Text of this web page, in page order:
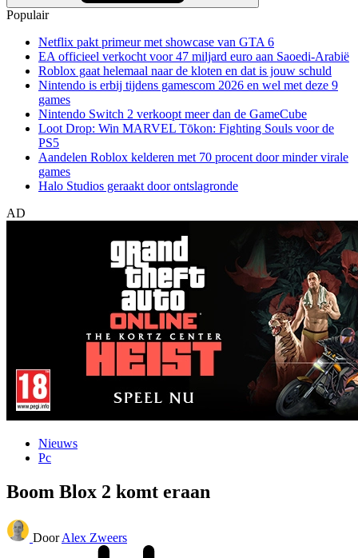
Populair
Netflix pakt primeur met showcase van GTA 6
EA officieel verkocht voor 47 miljard euro aan Saoedi-Arabië
Roblox gaat helemaal naar de kloten en dat is jouw schuld
Nintendo is erbij tijdens gamescom 2026 en wel met deze 9
games
Nintendo Switch 2 verkoopt meer dan de GameCube
Loot Drop: Win MARVEL Tōkon: Fighting Souls voor de
PS5
Aandelen Roblox kelderen met 70 procent door minder virale
games
Halo Studios geraakt door ontslagronde
AD
Nieuws
Pc
Boom Blox 2 komt eraan
Door Alex Zweers